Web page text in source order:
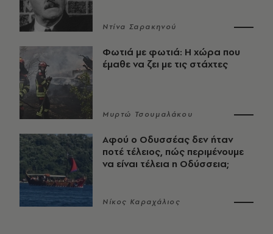
Ντίνα Σαρακηνού
Φωτιά με φωτιά: Η χώρα που
έμαθε να ζει με τις στάχτες
Μυρτώ Τσουμαλάκου
Αφού ο Οδυσσέας δεν ήταν
ποτέ τέλειος, πώς περιμένουμε
να είναι τέλεια η Οδύσσεια;
Νίκος Καραχάλιος